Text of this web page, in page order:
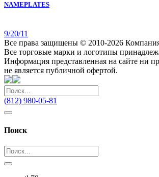
NAMEPLATES
9/20/11
Все права защищены © 2010-2026
Все торговые марки и логотипы
Информация представленная на сайте ни
не является публичной офертой.
(812) 980-05-81
Поиск